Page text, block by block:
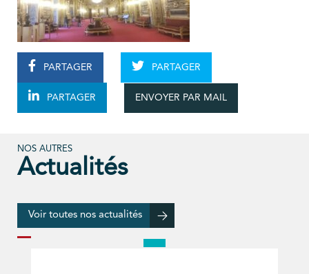
PARTAGER PARTAGER
PARTAGER ENVOYER PAR MAIL
NOS AUTRES
Actualités
Voir toutes nos actualités